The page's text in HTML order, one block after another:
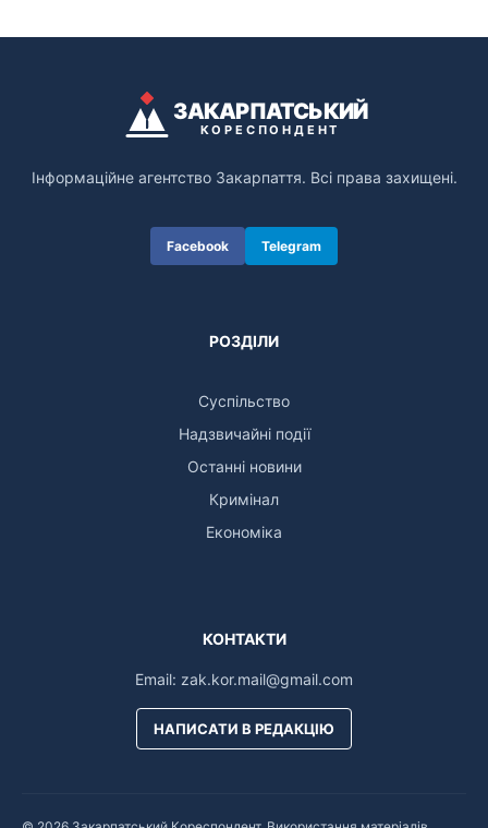
ЗАКАРПАТСЬКИЙ
КОРЕСПОНДЕНТ
Інформаційне агентство Закарпаття. Всі права захищені.
Facebook Telegram
РОЗДІЛИ
Суспільство
Надзвичайні події
Останні новини
Кримінал
Економіка
КОНТАКТИ
Email: zak.kor.mail@gmail.com
НАПИСАТИ В РЕДАКЦІЮ